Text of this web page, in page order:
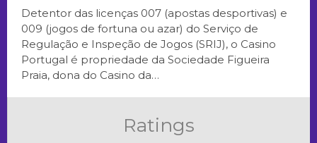
Detentor das licenças 007 (apostas desportivas) e
009 (jogos de fortuna ou azar) do Serviço de
Regulação e Inspeção de Jogos (SRIJ), o Casino
Portugal é propriedade da Sociedade Figueira
Praia, dona do Casino da…
Ratings